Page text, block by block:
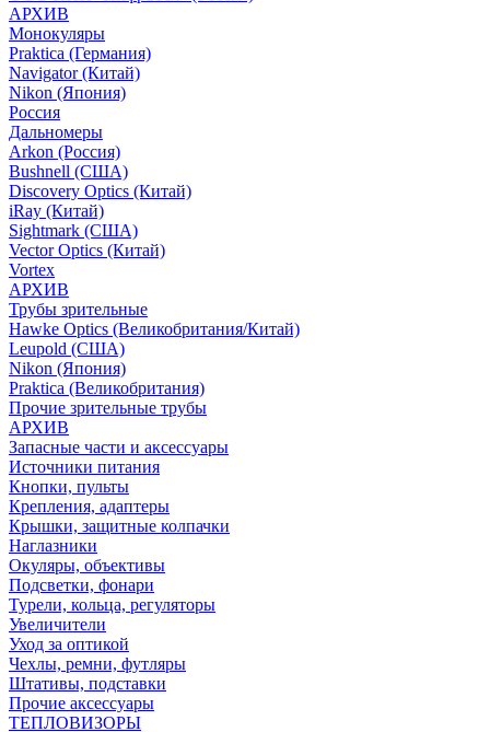
АРХИВ
Монокуляры
Praktica (Германия)
Navigator (Китай)
Nikon (Япония)
Россия
Дальномеры
Arkon (Россия)
Bushnell (США)
Discovery Optics (Китай)
iRay (Китай)
Sightmark (США)
Vector Optics (Китай)
Vortex
АРХИВ
Трубы зрительные
Hawke Optics (Великобритания/Китай)
Leupold (США)
Nikon (Япония)
Praktica (Великобритания)
Прочие зрительные трубы
АРХИВ
Запасные части и аксессуары
Источники питания
Кнопки, пульты
Крепления, адаптеры
Крышки, защитные колпачки
Наглазники
Окуляры, объективы
Подсветки, фонари
Турели, кольца, регуляторы
Увеличители
Уход за оптикой
Чехлы, ремни, футляры
Штативы, подставки
Прочие аксессуары
ТЕПЛОВИЗОРЫ